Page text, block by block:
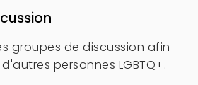
groupes de discussion afin
personnes LGBTQ+.